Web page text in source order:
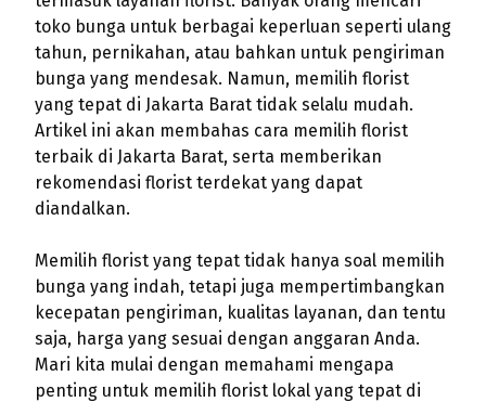
toko bunga untuk berbagai keperluan seperti ulang
tahun, pernikahan, atau bahkan untuk pengiriman
bunga yang mendesak. Namun, memilih florist
yang tepat di Jakarta Barat tidak selalu mudah.
Artikel ini akan membahas cara memilih florist
terbaik di Jakarta Barat, serta memberikan
rekomendasi florist terdekat yang dapat
diandalkan.
Memilih florist yang tepat tidak hanya soal memilih
bunga yang indah, tetapi juga mempertimbangkan
kecepatan pengiriman, kualitas layanan, dan tentu
saja, harga yang sesuai dengan anggaran Anda.
Mari kita mulai dengan memahami mengapa
penting untuk memilih florist lokal yang tepat di